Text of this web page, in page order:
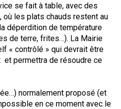
se fait à table, avec des
les plats chauds restent au
déperdition de température
de terre, frites…). La Mairie
« contrôlé » qui devrait être
et permettra de résoudre ce
normalement proposé (et
en ce moment avec le